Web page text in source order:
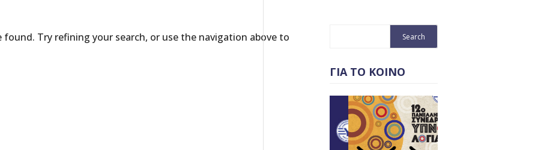
Try refining your search, or use the navigation above to
ΓΙΑ ΤΟ ΚΟΙΝΟ